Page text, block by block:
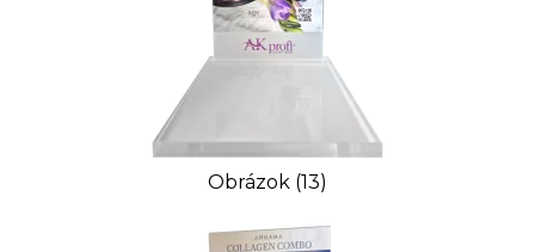
Obrázok (13)